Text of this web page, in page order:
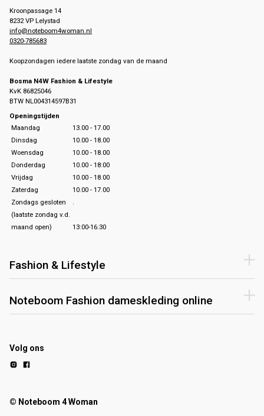
Kroonpassage 14
8232 VP Lelystad
info@noteboom4woman.nl
0320-785683
Koopzondagen iedere laatste zondag van de maand
Bosma N4W Fashion & Lifestyle
KvK 86825046
BTW NL004314597B31
Openingstijden
Maandag
13.00 - 17.00
Dinsdag
10.00 - 18.00
Woensdag
10.00 - 18.00
Donderdag
10.00 - 18:00
Vrijdag
10.00 - 18.00
Zaterdag
10.00 - 17.00
Zondags gesloten
(laatste zondag v.d.
maand open)
13:00-16:30
Fashion & Lifestyle
Noteboom Fashion dameskleding online
Volg ons
© Noteboom 4 Woman